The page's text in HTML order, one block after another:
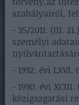
szabályairól,
- 35/2011. (III.
személyi
- 1992. évi
- 1990. évi
közigazgatási